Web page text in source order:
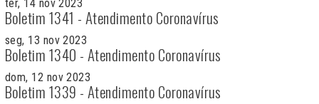
ter, 14 nov 2023
Boletim 1341 - Atendimento Coronavírus
seg, 13 nov 2023
Boletim 1340 - Atendimento Coronavírus
dom, 12 nov 2023
Boletim 1339 - Atendimento Coronavírus